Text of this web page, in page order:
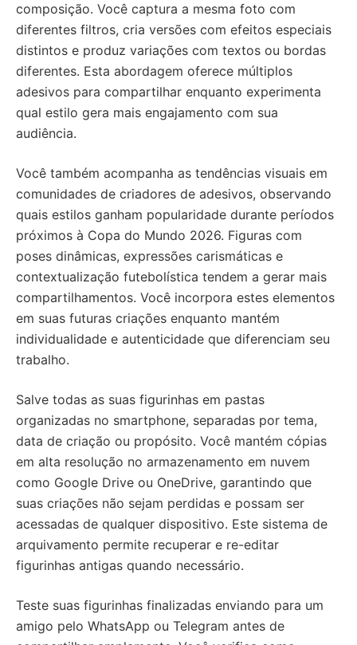
composição. Você captura a mesma foto com
diferentes filtros, cria versões com efeitos especiais
distintos e produz variações com textos ou bordas
diferentes. Esta abordagem oferece múltiplos
adesivos para compartilhar enquanto experimenta
qual estilo gera mais engajamento com sua
audiência.
Você também acompanha as tendências visuais em
comunidades de criadores de adesivos, observando
quais estilos ganham popularidade durante períodos
próximos à Copa do Mundo 2026. Figuras com
poses dinâmicas, expressões carismáticas e
contextualização futebolística tendem a gerar mais
compartilhamentos. Você incorpora estes elementos
em suas futuras criações enquanto mantém
individualidade e autenticidade que diferenciam seu
trabalho.
Salve todas as suas figurinhas em pastas
organizadas no smartphone, separadas por tema,
data de criação ou propósito. Você mantém cópias
em alta resolução no armazenamento em nuvem
como Google Drive ou OneDrive, garantindo que
suas criações não sejam perdidas e possam ser
acessadas de qualquer dispositivo. Este sistema de
arquivamento permite recuperar e re-editar
figurinhas antigas quando necessário.
Teste suas figurinhas finalizadas enviando para um
amigo pelo WhatsApp ou Telegram antes de